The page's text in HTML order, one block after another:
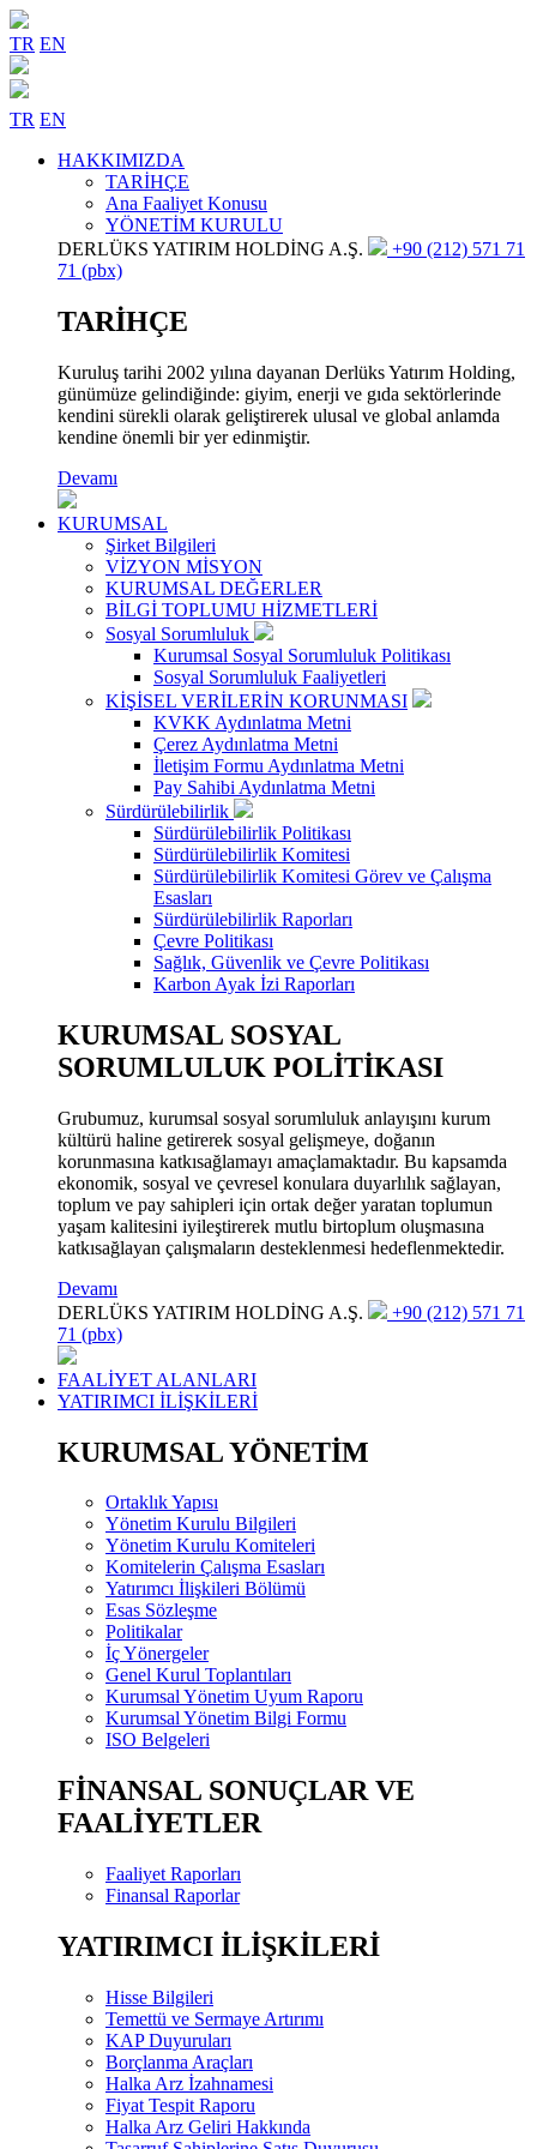
TR EN
TR EN
HAKKIMIZDA
TARİHÇE
Ana Faaliyet Konusu
YÖNETİM KURULU
DERLÜKS YATIRIM HOLDİNG A.Ş.
+90 (212) 571 71
71 (pbx)
TARİHÇE
Kuruluş tarihi 2002 yılına dayanan Derlüks Yatırım Holding,
günümüze gelindiğinde: giyim, enerji ve gıda sektörlerinde
kendini sürekli olarak geliştirerek ulusal ve global anlamda
kendine önemli bir yer edinmiştir.
Devamı
KURUMSAL
Şirket Bilgileri
VİZYON MİSYON
KURUMSAL DEĞERLER
BİLGİ TOPLUMU HİZMETLERİ
Sosyal Sorumluluk
Kurumsal Sosyal Sorumluluk Politikası
Sosyal Sorumluluk Faaliyetleri
KİŞİSEL VERİLERİN KORUNMASI
KVKK Aydınlatma Metni
Çerez Aydınlatma Metni
İletişim Formu Aydınlatma Metni
Pay Sahibi Aydınlatma Metni
Sürdürülebilirlik
Sürdürülebilirlik Politikası
Sürdürülebilirlik Komitesi
Sürdürülebilirlik Komitesi Görev ve Çalışma
Esasları
Sürdürülebilirlik Raporları
Çevre Politikası
Sağlık, Güvenlik ve Çevre Politikası
Karbon Ayak İzi Raporları
KURUMSAL SOSYAL
SORUMLULUK POLİTİKASI
Grubumuz, kurumsal sosyal sorumluluk anlayışını kurum
kültürü haline getirerek sosyal gelişmeye, doğanın
korunmasına katkısağlamayı amaçlamaktadır. Bu kapsamda
ekonomik, sosyal ve çevresel konulara duyarlılık sağlayan,
toplum ve pay sahipleri için ortak değer yaratan toplumun
yaşam kalitesini iyileştirerek mutlu birtoplum oluşmasına
katkısağlayan çalışmaların desteklenmesi hedeflenmektedir.
Devamı
DERLÜKS YATIRIM HOLDİNG A.Ş.
+90 (212) 571 71
71 (pbx)
FAALİYET ALANLARI
YATIRIMCI İLİŞKİLERİ
KURUMSAL YÖNETİM
Ortaklık Yapısı
Yönetim Kurulu Bilgileri
Yönetim Kurulu Komiteleri
Komitelerin Çalışma Esasları
Yatırımcı İlişkileri Bölümü
Esas Sözleşme
Politikalar
İç Yönergeler
Genel Kurul Toplantıları
Kurumsal Yönetim Uyum Raporu
Kurumsal Yönetim Bilgi Formu
ISO Belgeleri
FİNANSAL SONUÇLAR VE
FAALİYETLER
Faaliyet Raporları
Finansal Raporlar
YATIRIMCI İLİŞKİLERİ
Hisse Bilgileri
Temettü ve Sermaye Artırımı
KAP Duyuruları
Borçlanma Araçları
Halka Arz İzahnamesi
Fiyat Tespit Raporu
Halka Arz Geliri Hakkında